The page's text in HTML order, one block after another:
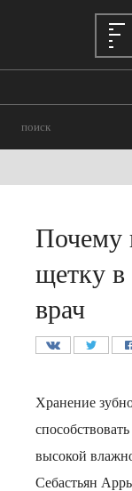
Почему
щетку в
врач
Хранение
высокой
Себастьян